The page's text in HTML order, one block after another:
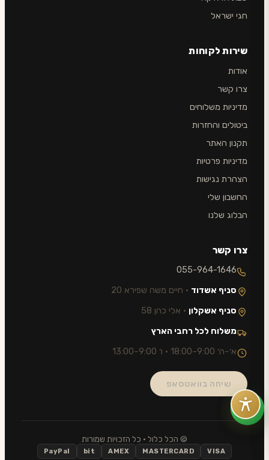
חגי ישראל
שירות לקוחות
אודות
צרו קשר
מדיניות משלוחים
ביטולים והחזרות
תקנון האתר
מדיניות פרטיות
הצהרת נגישות
החשבון שלי
הבלוג שלנו
צרו קשר
055-964-1646
סניף אשדוד · חיים משה שפירא 20
סניף אשקלון · אלי כהן 58
משלוח לכל רחבי הארץ
א׳–ה׳ 9:00–18:00 · ו׳ 9:00–13:00
שיחה בוואטסאפ
© הכל כלול · כל הזכויות שמורות
VISA
MASTERCARD
AMEX
bit
PayPal